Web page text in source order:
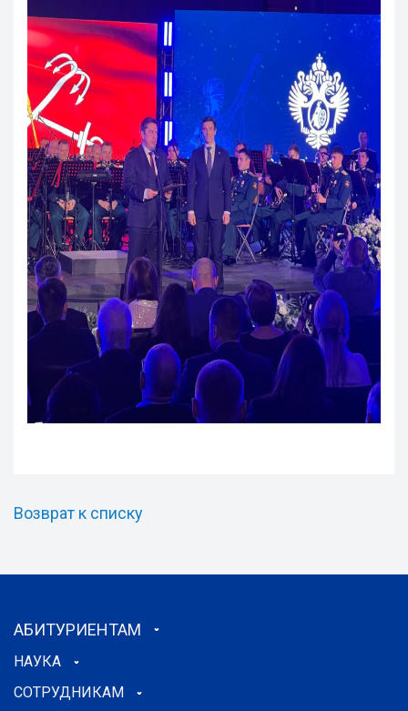
Возврат к списку
АБИТУРИЕНТАМ
НАУКА
СОТРУДНИКАМ